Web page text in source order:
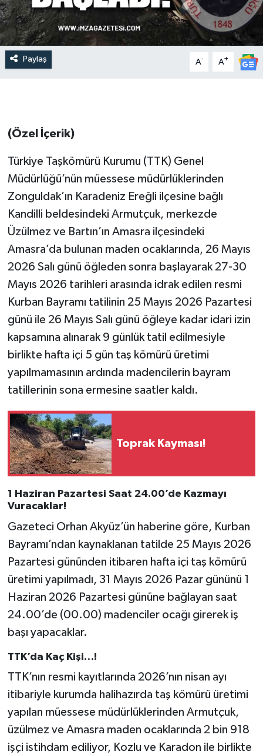
Paylaş A- A+
(Özel İçerik)
Türkiye Taşkömürü Kurumu (TTK) Genel
Müdürlüğü’nün müessese müdürlüklerinden
Zonguldak’ın Karadeniz Ereğli ilçesine bağlı
Kandilli beldesindeki Armutçuk, merkezde
Üzülmez ve Bartın’ın Amasra ilçesindeki
Amasra’da bulunan maden ocaklarında, 26 Mayıs
2026 Salı günü öğleden sonra başlayarak 27-30
Mayıs 2026 tarihleri arasında idrak edilen resmi
Kurban Bayramı tatilinin 25 Mayıs 2026 Pazartesi
günü ile 26 Mayıs Salı günü öğleye kadar idari izin
kapsamına alınarak 9 günlük tatil edilmesiyle
birlikte hafta içi 5 gün taş kömürü üretimi
yapılmamasının ardında madencilerin bayram
tatillerinin sona ermesine saatler kaldı.
Toprak Kayması!
1 Haziran Pazartesi Saat 24.00’de Kazmayı
Vuracaklar!
Gazeteci Orhan Akyüz’ün haberine göre, Kurban
Bayramı’ndan kaynaklanan tatilde 25 Mayıs 2026
Pazartesi gününden itibaren hafta içi taş kömürü
üretimi yapılmadı, 31 Mayıs 2026 Pazar gününü 1
Haziran 2026 Pazartesi gününe bağlayan saat
24.00’de (00.00) madenciler ocağı girerek iş
başı yapacaklar.
TTK’da Kaç Kişi…!
TTK’nın resmi kayıtlarında 2026’nın nisan ayı
itibariyle kurumda halihazırda taş kömürü üretimi
yapılan müessese müdürlüklerinden Armutçuk,
üzülmez ve Amasra maden ocaklarında 2 bin 918
işçi istihdam ediliyor, Kozlu ve Karadon ile birlikte